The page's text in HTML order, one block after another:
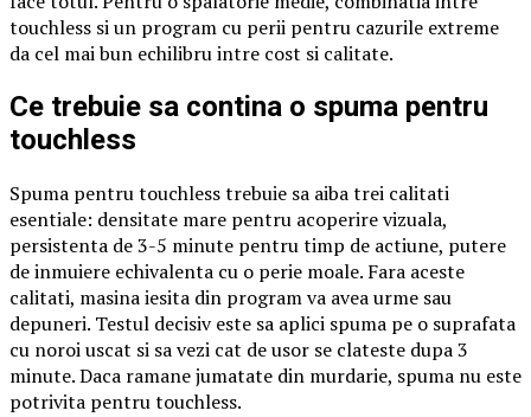
touchless si un program cu perii pentru cazurile extreme
da cel mai bun echilibru intre cost si calitate.
Ce trebuie sa contina o spuma pentru
touchless
Spuma pentru touchless trebuie sa aiba trei calitati
esentiale: densitate mare pentru acoperire vizuala,
persistenta de 3-5 minute pentru timp de actiune, putere
de inmuiere echivalenta cu o perie moale. Fara aceste
calitati, masina iesita din program va avea urme sau
depuneri. Testul decisiv este sa aplici spuma pe o suprafata
cu noroi uscat si sa vezi cat de usor se clateste dupa 3
minute. Daca ramane jumatate din murdarie, spuma nu este
potrivita pentru touchless.